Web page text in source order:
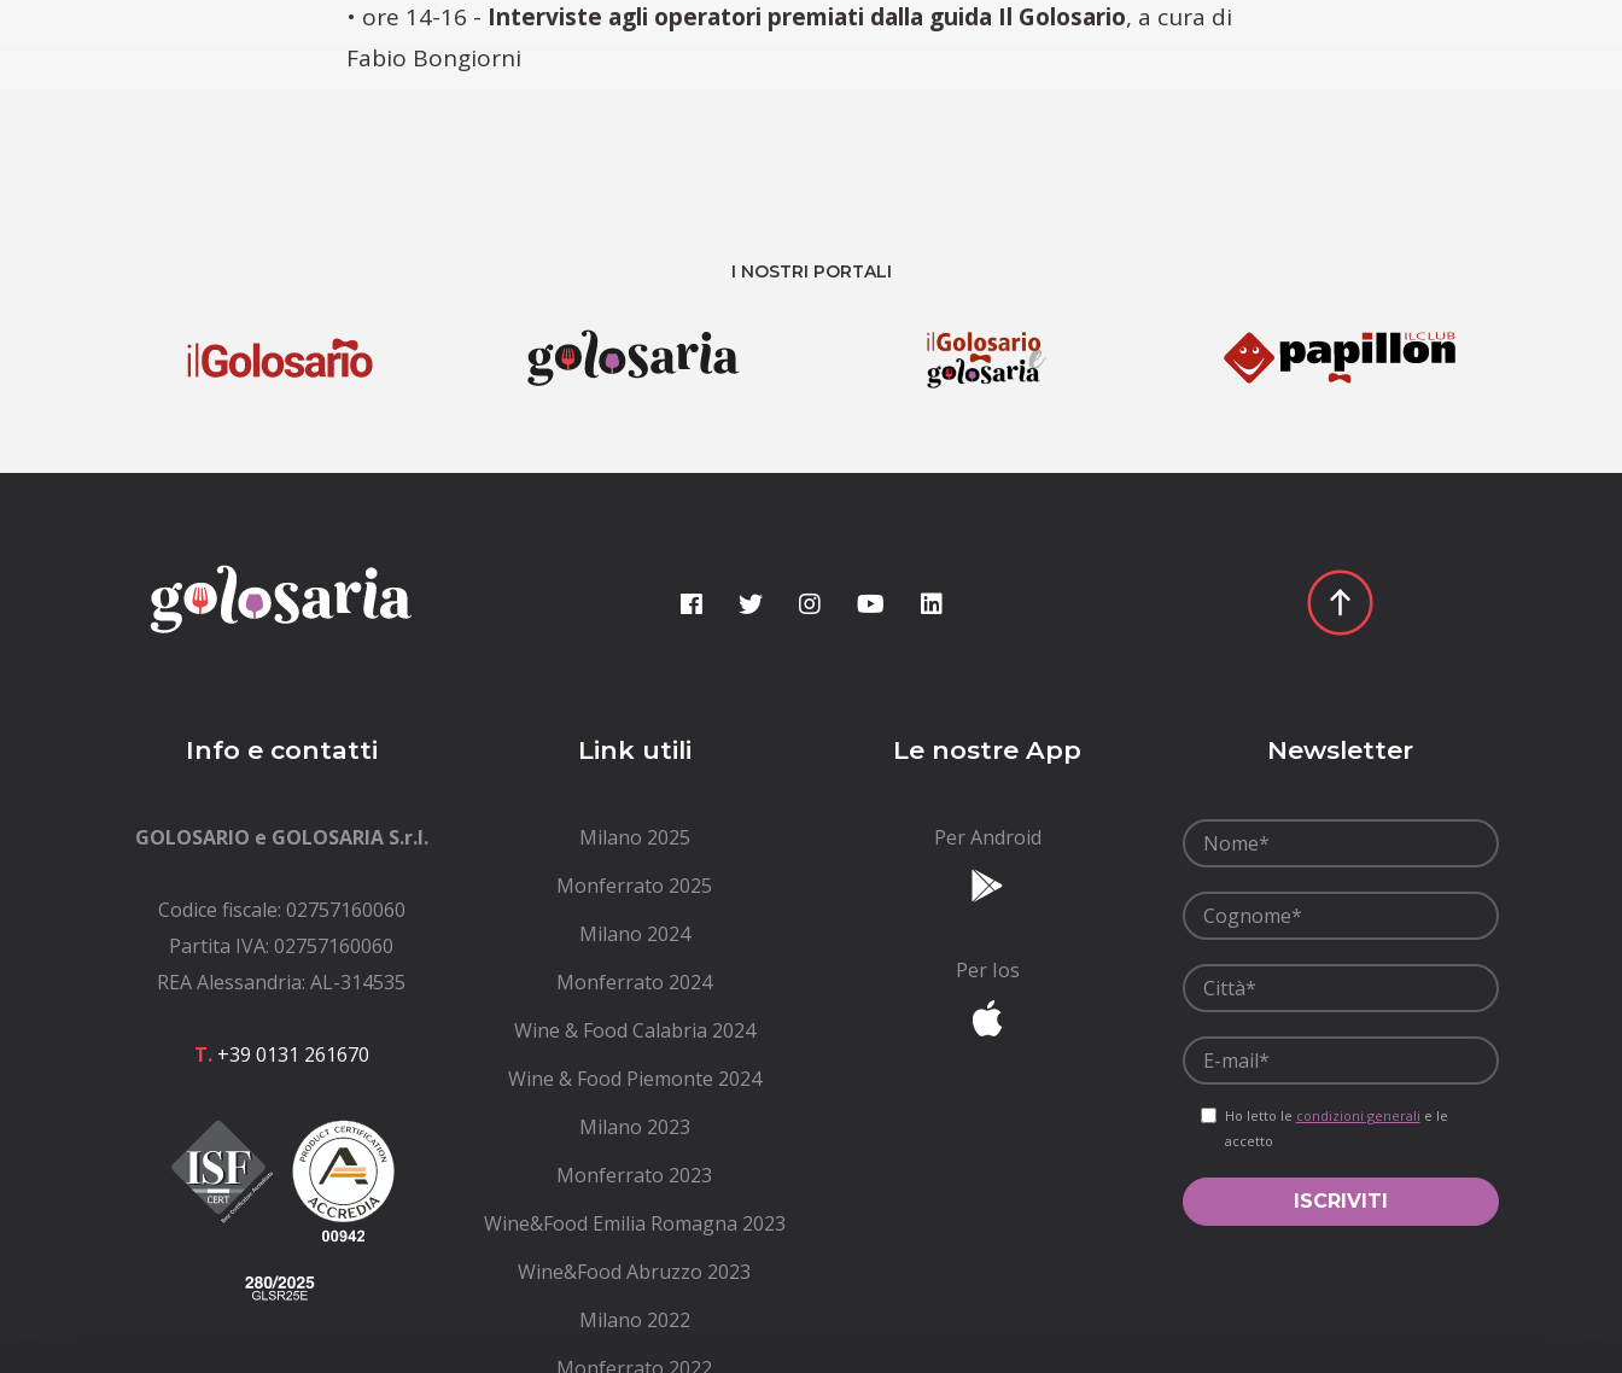
• ore 14-16 - Interviste agli operatori premiati dalla guida Il Golosario, a cura di
Fabio Bongiorni
I NOSTRI PORTALI
Info e contatti
GOLOSARIO e GOLOSARIA S.r.l.
Codice fiscale: 02757160060
Partita IVA: 02757160060
REA Alessandria: AL-314535
T.+39 0131 261670
Link utili
Milano 2025
Monferrato 2025
Milano 2024
Monferrato 2024
Wine & Food Calabria 2024
Wine & Food Piemonte 2024
Milano 2023
Monferrato 2023
Wine&Food Emilia Romagna 2023
Wine&Food Abruzzo 2023
Milano 2022
Le nostre App
Per Android
Per Ios
Newsletter
Ho letto le condizioni generali e le
accetto